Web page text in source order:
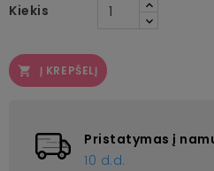
Kiekis
 Į KREPŠELĮ
Pristatymas į
10 d.d.